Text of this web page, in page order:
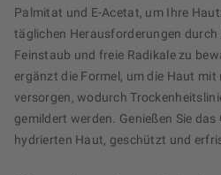
Palmitat und E-Acetat, um Ihre
täglichen Herausforderungen
Feinstaub und freie Radikale zu
ergänzt die Formel, um die Haut
versorgen, wodurch
gemildert werden. Genießen Sie
hydrierten Haut, geschützt und